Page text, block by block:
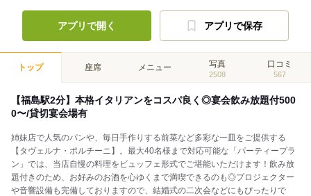
アプリで開く アプリで保存
トップ 座席 メニュー 写真
2508
口コミ
567
【福島駅2分】本格イタリアンをコスパ良く◎宴会飲み放題付500
0〜/貸切宴会場有
姉妹店で人気のパンや、毎日手作りする前菜など多彩な一皿をご提供する
【タヴェルナ・ポルチーニ】。最大40名様まで対応可能な「パーティープラ
ン」では、当店自慢の料理をビュッフェ形式でご堪能いただけます！飲み放
題付きのため、お好みのお酒を心ゆくまで満喫できるのも◎プロジェクター
や音響設備も完備しておりますので、結婚式の二次会などにもぴったりで